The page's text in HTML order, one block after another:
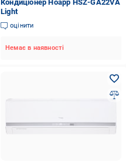
Кондиціонер Hoapp HSZ-GA22VA
Light
оцінити
Немає в наявності